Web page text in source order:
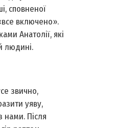
сповненої
включено».
Анатолії, які
людині.
звично,
уяву,
нами. Після